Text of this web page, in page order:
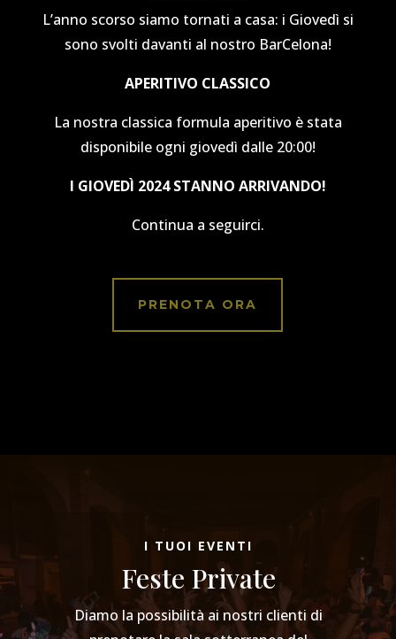
L’anno scorso siamo tornati a casa: i Giovedì si
sono svolti davanti al nostro BarCelona!
APERITIVO CLASSICO
La nostra classica formula aperitivo è stata
disponibile ogni giovedì dalle 20:00!
I GIOVEDÌ 2024 STANNO ARRIVANDO!
Continua a seguirci.
PRENOTA ORA
I TUOI EVENTI
Feste Private
Diamo la possibilità ai nostri clienti di